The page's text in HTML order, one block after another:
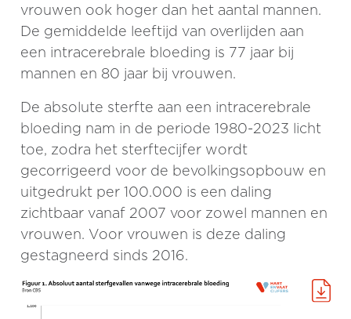
vrouwen ook hoger dan het aantal mannen.
De gemiddelde leeftijd van overlijden aan
een intracerebrale bloeding is 77 jaar bij
mannen en 80 jaar bij vrouwen.
De absolute sterfte aan een intracerebrale
bloeding nam in de periode 1980-2023 licht
toe, zodra het sterftecijfer wordt
gecorrigeerd voor de bevolkingsopbouw en
uitgedrukt per 100.000 is een daling
zichtbaar vanaf 2007 voor zowel mannen en
vrouwen. Voor vrouwen is deze daling
gestagneerd sinds 2016.